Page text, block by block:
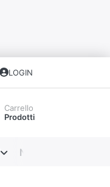
LOGIN
Carrello
Prodotti
NETWORKING